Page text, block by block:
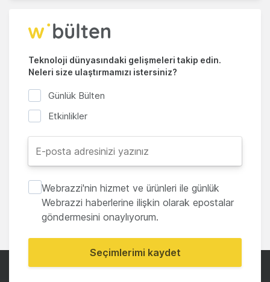
Teknoloji dünyasındaki gelişmeleri takip edin.
Neleri size ulaştırmamızı istersiniz?
Günlük Bülten
Etkinlikler
Webrazzi'nin hizmet ve ürünleri ile günlük
Webrazzi haberlerine ilişkin olarak epostalar
göndermesini onaylıyorum.
Seçimlerimi kaydet